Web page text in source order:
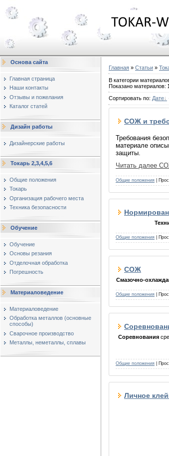
Основа сайта
Главная страница
Наши контакты
Отзывы и пожелания
Каталог статей
Дизайн работы
Дизайнерские работы
Токарь 2,3,4,5,6
Общие положения
Токарь
Организация рабочего места
Техника безопасности
Обучение
Обучение
Основы резания
Отделочная обработка
Погрешность
Материаловедение
Материаловедение
Обработка металлов (основные
способы)
Сварочное производство
Металлы, неметаллы, сплавы
Главная » Статьи »
В категории
Показано материалов:
Сортировать по: Дате
СОЖ и
Требования
материале
защиты.
Читать далее
Общие положения |
Общие положения |
СОЖ
Смазочно-
Общие положения |
Соревнования
Общие положения |
Личное